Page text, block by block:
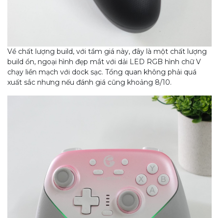
Về chất lượng build, với tầm giá này, đây là một chất lượng
build ổn, ngoại hình đẹp mắt với dải LED RGB hình chữ V
chạy liền mạch với dock sạc. Tổng quan không phải quá
xuất sắc nhưng nếu đánh giá cũng khoảng 8/10.